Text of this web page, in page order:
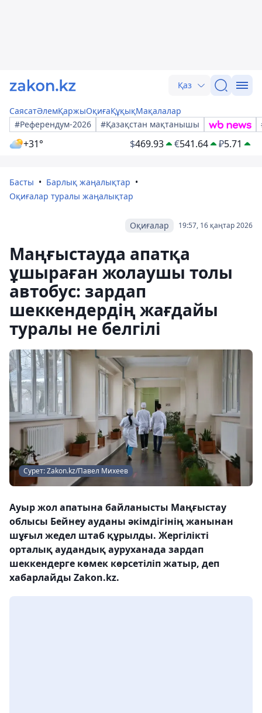
Қаз
СаясатӘлемҚаржыОқиғаҚұқықМақалалар
#Референдум-2026
#Қазақстан мақтанышы
+31° $469.93 €541.64 ₽5.71
Басты
Барлық жаңалықтар
Оқиғалар туралы жаңалықтар
19:57, 16 қаңтар 2026
Оқиғалар
Маңғыстауда апатқа
ұшыраған жолаушы толы
автобус: зардап
шеккендердің жағдайы
туралы не белгілі
Сурет: Zakon.kz/Павел Михеев
Ауыр жол апатына байланысты Маңғыстау
облысы Бейнеу ауданы әкімдігінің жанынан
шұғыл жедел штаб құрылды. Жергілікті
орталық аудандық ауруханада зардап
шеккендерге көмек көрсетіліп жатыр, деп
хабарлайды Zakon.kz.